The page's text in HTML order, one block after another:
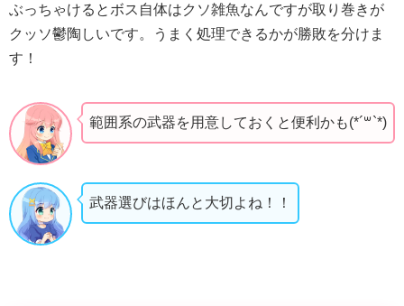
ぶっちゃけるとボス自体はクソ雑魚なんですが取り巻きが
クッソ鬱陶しいです。うまく処理できるかが勝敗を分けま
す！
範囲系の武器を用意しておくと便利かも(*´꒳`*)
武器選びはほんと大切よね！！